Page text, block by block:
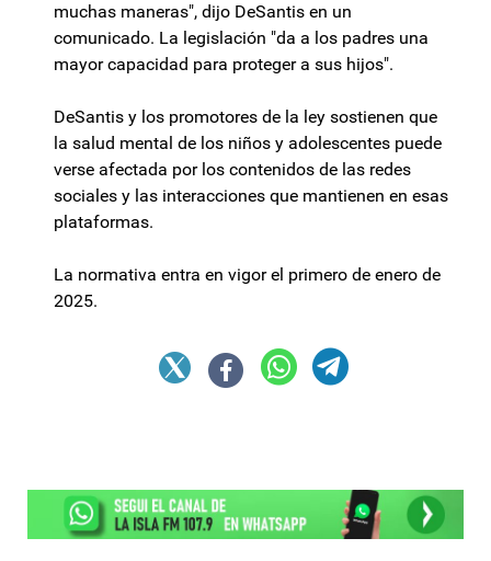
muchas maneras", dijo DeSantis en un
comunicado. La legislación "da a los padres una
mayor capacidad para proteger a sus hijos".
DeSantis y los promotores de la ley sostienen que
la salud mental de los niños y adolescentes puede
verse afectada por los contenidos de las redes
sociales y las interacciones que mantienen en esas
plataformas.
La normativa entra en vigor el primero de enero de
2025.